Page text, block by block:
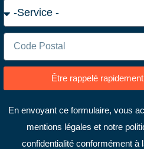
Être rappelé rapidement
En envoyant ce formulaire, vous
mentions légales et notre
confidentialité conformément à